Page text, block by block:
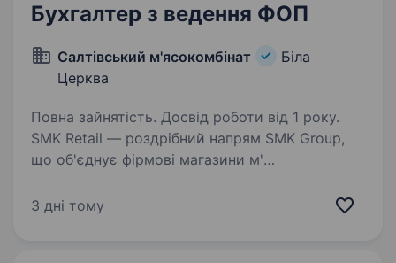
Бухгалтер з ведення ФОП
Салтівський м'ясокомбінат
Біла
Церква
Повна зайнятість. Досвід роботи від 1 року.
SMK Retail — роздрібний напрям SMK Group,
що об'єднує фірмові магазини м'
мінімаркети «Щедрик». Ми розвиваємо
3 дні тому